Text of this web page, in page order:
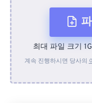
장
최대 파일 크기
계속 진행하시면 당사의